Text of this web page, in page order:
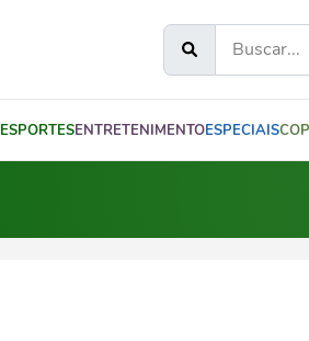
ESPORTESENTRETENIMENTOESPECIAISCOP